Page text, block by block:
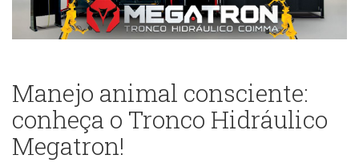
Manejo animal consciente:
conheça o Tronco Hidráulico
Megatron!